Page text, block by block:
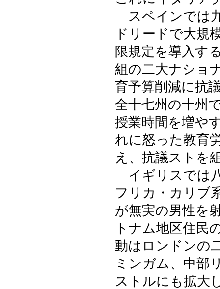
スペインでは
ドリードで大規
限規定を導入す
組の二大ナショ
育予算削減に抗
全十七州の十州
授業時間を増や
れに怒った教育
え、抗議ストを
イギリスでは
フリカ・カリブ
が無実の男性を
トナム地区住民
動はロンドンの
ミンガム、中部
ストルにも拡大